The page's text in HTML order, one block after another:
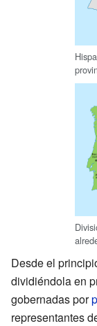
Desde el
dividiéndola en
gobernadas por
representantes